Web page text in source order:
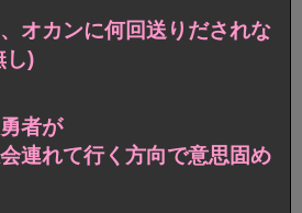
オカンに何回送りだされな
し)
者が
連れて行く方向で意思固め